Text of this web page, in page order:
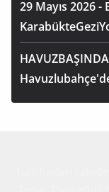
29 Mayıs 2026